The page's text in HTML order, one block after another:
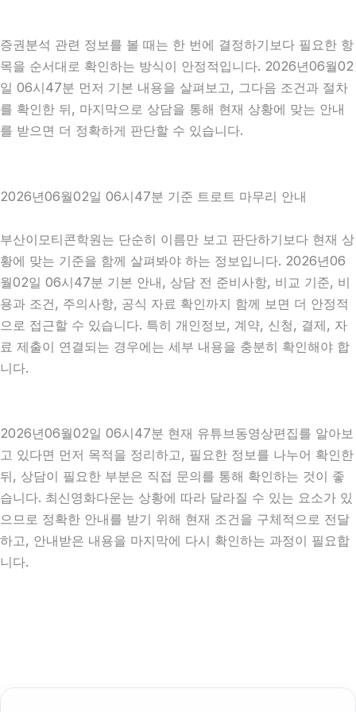
증권분석 관련 정보를 볼 때는 한 번에 결정하기보다 필요한 항
목을 순서대로 확인하는 방식이 안정적입니다. 2026년06월02
일 06시47분 먼저 기본 내용을 살펴보고, 그다음 조건과 절차
를 확인한 뒤, 마지막으로 상담을 통해 현재 상황에 맞는 안내
를 받으면 더 정확하게 판단할 수 있습니다.
2026년06월02일 06시47분 기준 트로트 마무리 안내
부산이모티콘학원는 단순히 이름만 보고 판단하기보다 현재 상
황에 맞는 기준을 함께 살펴봐야 하는 정보입니다. 2026년06
월02일 06시47분 기본 안내, 상담 전 준비사항, 비교 기준, 비
용과 조건, 주의사항, 공식 자료 확인까지 함께 보면 더 안정적
으로 접근할 수 있습니다. 특히 개인정보, 계약, 신청, 결제, 자
료 제출이 연결되는 경우에는 세부 내용을 충분히 확인해야 합
니다.
2026년06월02일 06시47분 현재 유튜브동영상편집를 알아보
고 있다면 먼저 목적을 정리하고, 필요한 정보를 나누어 확인한
뒤, 상담이 필요한 부분은 직접 문의를 통해 확인하는 것이 좋
습니다. 최신영화다운는 상황에 따라 달라질 수 있는 요소가 있
으므로 정확한 안내를 받기 위해 현재 조건을 구체적으로 전달
하고, 안내받은 내용을 마지막에 다시 확인하는 과정이 필요합
니다.